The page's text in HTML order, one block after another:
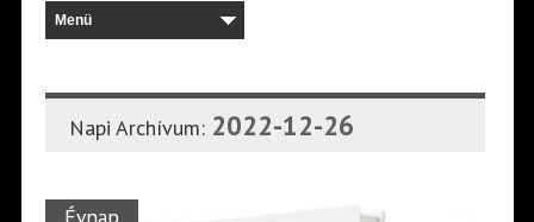
Napi Archívum: 2022-12-26
Évnap